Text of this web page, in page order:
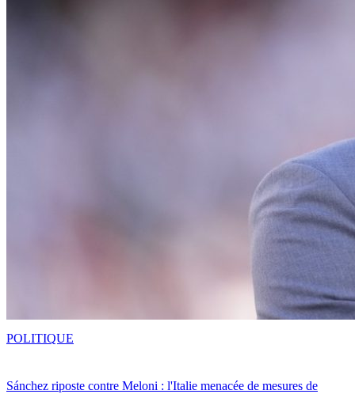
Sánchez riposte contre Meloni : l'Italie menacée de mesures de
POLITIQUE